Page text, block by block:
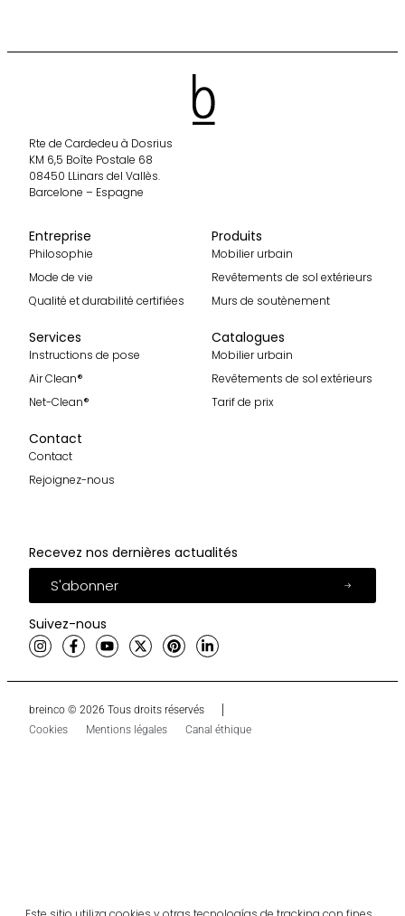
Rte de Cardedeu à Dosrius
KM 6,5 Boîte Postale 68
08450 LLinars del Vallès.
Barcelone – Espagne
Entreprise
Philosophie
Mode de vie
Qualité et durabilité certifiées
Produits
Mobilier urbain
Revêtements de sol extérieurs
Murs de soutènement
Services
Instructions de pose
Air Clean®
Net-Clean®
Catalogues
Mobilier urbain
Revêtements de sol extérieurs
Tarif de prix
Contact
Contact
Rejoignez-nous
Recevez nos dernières actualités
S'abonner
Suivez-nous
breinco © 2026 Tous droits réservés
Cookies
Mentions légales Canal éthique